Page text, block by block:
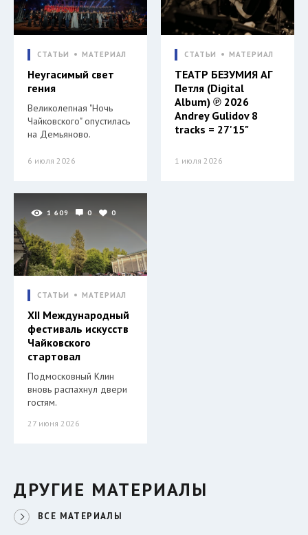
СТАТЬИ МАТЕРИАЛ
Неугасимый свет
гения
Великолепная "Ночь
Чайковского" опустилась
на Демьяново.
6 июля 2026
СТАТЬИ МАТЕРИАЛ
ТЕАТР БЕЗУМИЯ АГ
Петля (Digital
Album) ℗ 2026
Andrey Gulidov 8
tracks = 27'15"
1 июля 2026
1 609 0 0
СТАТЬИ МАТЕРИАЛ
XII Международный
фестиваль искусств
Чайковского
стартовал
Подмосковный Клин
вновь распахнул двери
гостям.
27 июня 2026
ДРУГИЕ МАТЕРИАЛЫ
ВСЕ МАТЕРИАЛЫ